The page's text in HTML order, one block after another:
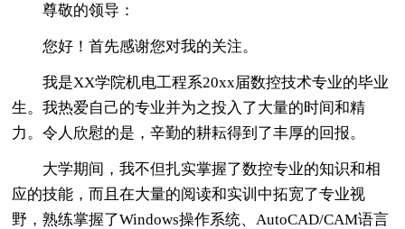
尊敬的领导：
您好！首先感谢您对我的关注。
我是XX学院机电工程系20xx届数控技术专业的毕业
生。我热爱自己的专业并为之投入了大量的时间和精
力。令人欣慰的是，辛勤的耕耘得到了丰厚的回报。
大学期间，我不但扎实掌握了数控专业的知识和相
应的技能，而且在大量的阅读和实训中拓宽了专业视
野，熟练掌握了Windows操作系统、AutoCAD/CAM语言